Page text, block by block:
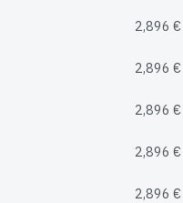
2,896 €
2,896 €
2,896 €
2,896 €
2,896 €